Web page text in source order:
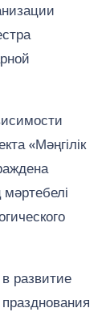
«Мәңгілік
развитие